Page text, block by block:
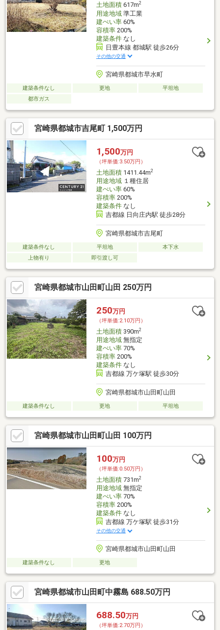
土地面積617m2
用途地域準工業
建ぺい率60%
容積率200%
建築条件なし
日豊本線 都城駅 徒歩26分
その他の交通
宮崎県都城市早水町
建築条件なし 更地
平坦地
都市ガス
宮崎県都城市吉尾町 1,500万円
1,500万円
（坪単価:3.50万円）
土地面積1411.44m2
用途地域１種住居
建ぺい率60%
容積率200%
建築条件なし
吉都線 日向庄内駅 徒歩28分
宮崎県都城市吉尾町
建築条件なし 平坦地
本下水
上物有り
即引渡し可
宮崎県都城市山田町山田 250万円
250万円
（坪単価:2.10万円）
土地面積390m2
用途地域無指定
建ぺい率70%
容積率200%
建築条件なし
吉都線 万ケ塚駅 徒歩30分
宮崎県都城市山田町山田
建築条件なし 更地 平坦地
宮崎県都城市山田町山田 100万円
100万円
（坪単価:0.50万円）
土地面積731m2
用途地域無指定
建ぺい率70%
容積率200%
建築条件なし
吉都線 万ケ塚駅 徒歩31分
その他の交通
宮崎県都城市山田町山田
建築条件なし 更地
宮崎県都城市山田町中霧島 688.50万円
688.50万円
（坪単価:2.70万円）